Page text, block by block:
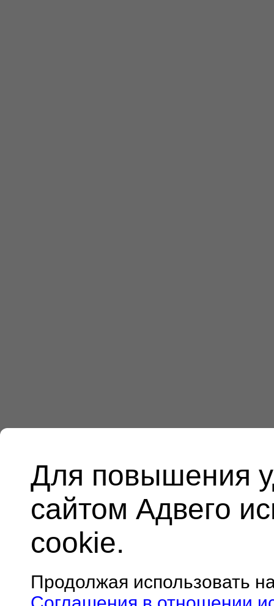
Для повышения
сайтом Адвего
cookie.
Продолжая использовать